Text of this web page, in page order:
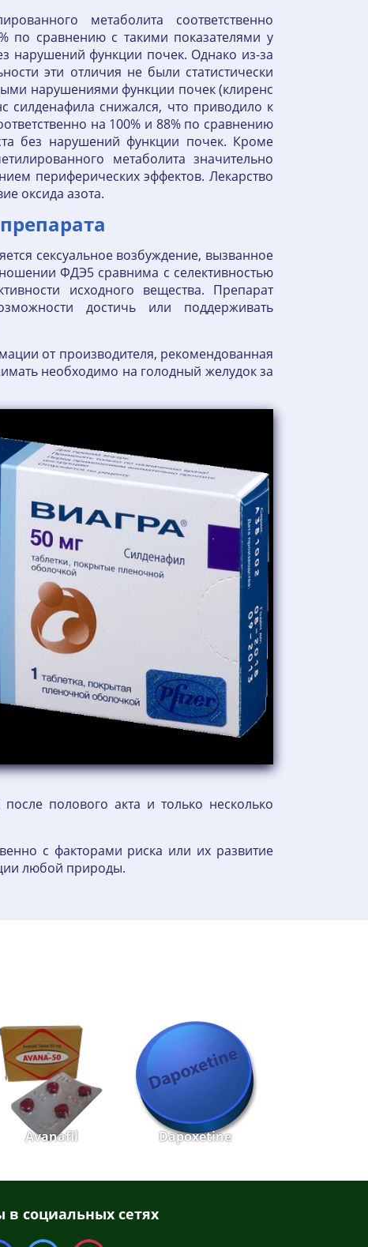
метаболита соответственно
по сравнению с такими показателями у
нарушений функции почек. Однако из-за
эти отличия не были статистически
нарушениями функции почек (клиренс
силденафила снижался, что приводило к
на 100% и 88% по сравнению
без нарушений функции почек. Кроме
метаболита значительно
периферических эффектов. Лекарство
оксида азота.
сексуальное возбуждение, вызванное
ФДЭ5 сравнима с селективностью
исходного вещества. Препарат
достичь или поддерживать
от производителя, рекомендованная
необходимо на голодный желудок за
полового акта и только несколько
с факторами риска или их развитие
любой природы.
Avanafil Dapoxetine
в социальных сетях